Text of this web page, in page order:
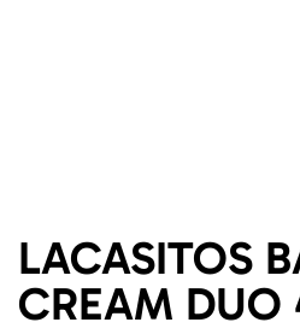
LACASITOS
CREAM DUO